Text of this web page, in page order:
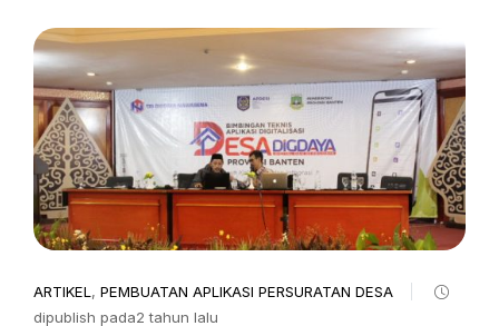
ARTIKEL , PEMBUATAN APLIKASI PERSURATAN DESA
dipublish pada2 tahun lalu